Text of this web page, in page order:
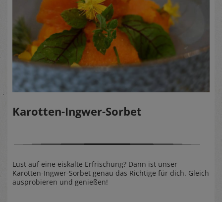
Karotten-Ingwer-Sorbet
Lust auf eine eiskalte Erfrischung? Dann ist unser
Karotten-Ingwer-Sorbet genau das Richtige für dich. Gleich
ausprobieren und genießen!